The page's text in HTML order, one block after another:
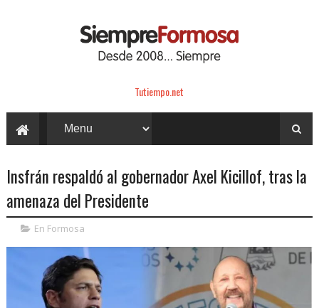
Tutiempo.net
Insfrán respaldó al gobernador Axel Kicillof, tras la
amenaza del Presidente
En Formosa